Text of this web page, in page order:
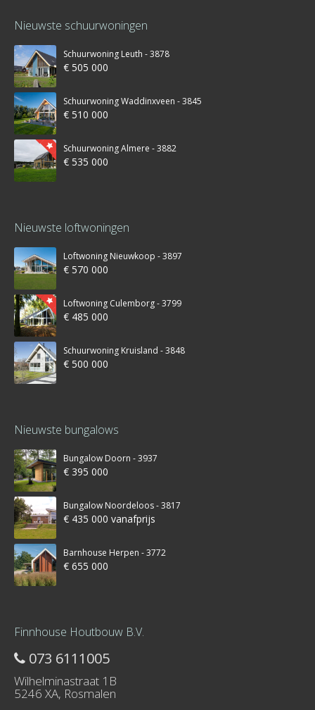
Nieuwste schuurwoningen
Schuurwoning Leuth - 3878
€ 505 000
Schuurwoning Waddinxveen - 3845
€ 510 000
Schuurwoning Almere - 3882
€ 535 000
Nieuwste loftwoningen
Loftwoning Nieuwkoop - 3897
€ 570 000
Loftwoning Culemborg - 3799
€ 485 000
Schuurwoning Kruisland - 3848
€ 500 000
Nieuwste bungalows
Bungalow Doorn - 3937
€ 395 000
Bungalow Noordeloos - 3817
€ 435 000 vanafprijs
Barnhouse Herpen - 3772
€ 655 000
Finnhouse Houtbouw B.V.
073 6111005
Wilhelminastraat 1B
5246 XA, Rosmalen